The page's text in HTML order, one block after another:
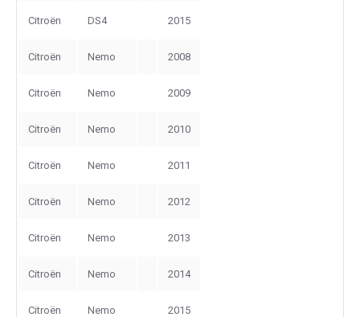
Citroën DS4 2015
Citroën Nemo 2008
Citroën Nemo 2009
Citroën Nemo 2010
Citroën Nemo 2011
Citroën Nemo 2012
Citroën Nemo 2013
Citroën Nemo 2014
Citroën Nemo 2015